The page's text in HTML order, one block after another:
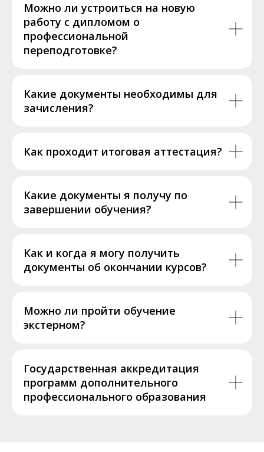
Можно ли устроиться на новую
работу с дипломом о
профессиональной
переподготовке?
Какие документы необходимы для
зачисления?
Как проходит итоговая аттестация?
Какие документы я получу по
завершении обучения?
Как и когда я могу получить
документы об окончании курсов?
Можно ли пройти обучение
экстерном?
Государственная аккредитация
программ дополнительного
профессионального образования